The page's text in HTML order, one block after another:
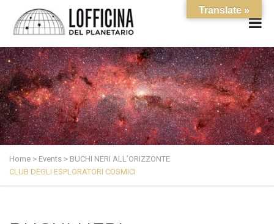
Home > Events > BUCHI NERI ALL’ORIZZONTE
CLUB DEGLI ESPLORATORI COSMICI
Translate »